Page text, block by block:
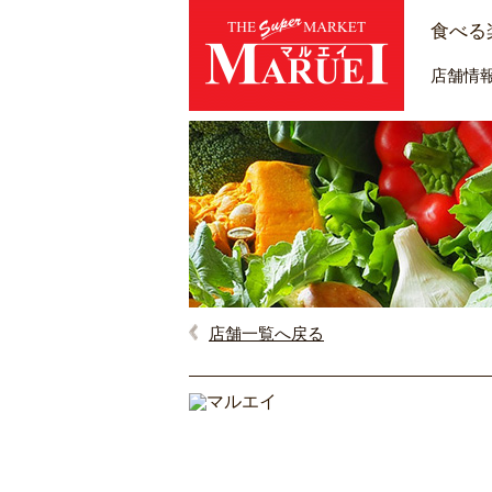
食べる
店舗情
店舗一覧へ戻る